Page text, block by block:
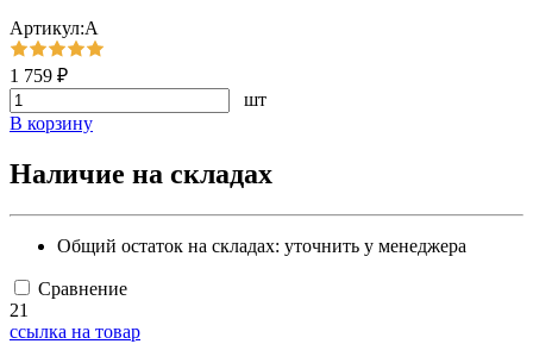
Артикул:А
1 759 ₽
шт
В корзину
Наличие на складах
Общий остаток на складах: уточнить у менеджера
Сравнение
21
ссылка на товар